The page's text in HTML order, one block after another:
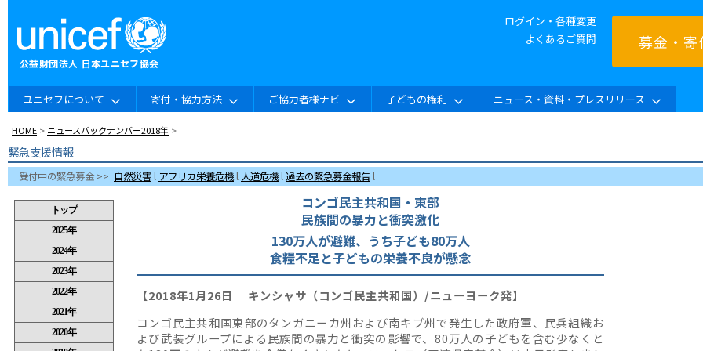
ログイン・各種変更
よくあるご質問
募金・寄
ユニセフについて 寄付・協力方法 ご協力者様ナビ 子どもの権利 ニュース・資料・プレスリリース
HOME > ニュースバックナンバー2018年 >
緊急支援情報
受付中の緊急募金 >> 自然災害l アフリカ栄養危機l 人道危機l過去の緊急募金報告l
コンゴ民主共和国・東部
民族間の暴力と衝突激化
130万人が避難、うち子ども80万人
食糧不足と子どもの栄養不良が懸念
【2018年1月26日 キンシャサ（コンゴ民主共和国）/ニューヨーク発】
コンゴ民主共和国東部のタンガニーカ州および南キブ州で発生した政府軍、民兵組織お
よび武装グループによる民族間の暴力と衝突の影響で、80万人の子どもを含む少なくと